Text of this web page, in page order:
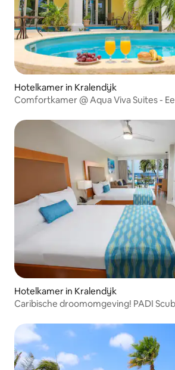
Hotelkamer in Kralendijk
Comfortkamer @ Aqua Viva Suites -
Hotelkamer in Kralendijk
Caribische droomomgeving! PADI